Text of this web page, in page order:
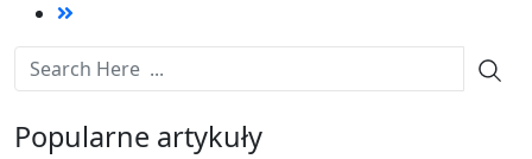
Popularne artykuły